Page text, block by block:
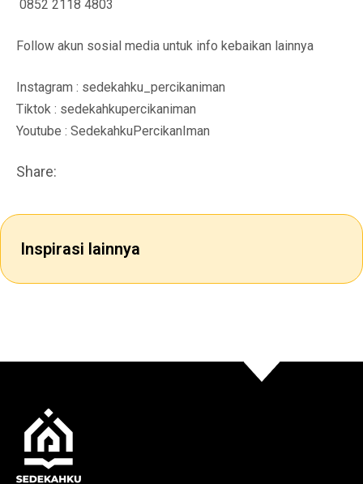
0852 2118 4803
Follow akun sosial media untuk info kebaikan lainnya
Instagram : sedekahku_percikaniman
Tiktok : sedekahkupercikaniman
Youtube : SedekahkuPercikanIman
Share:
Inspirasi lainnya